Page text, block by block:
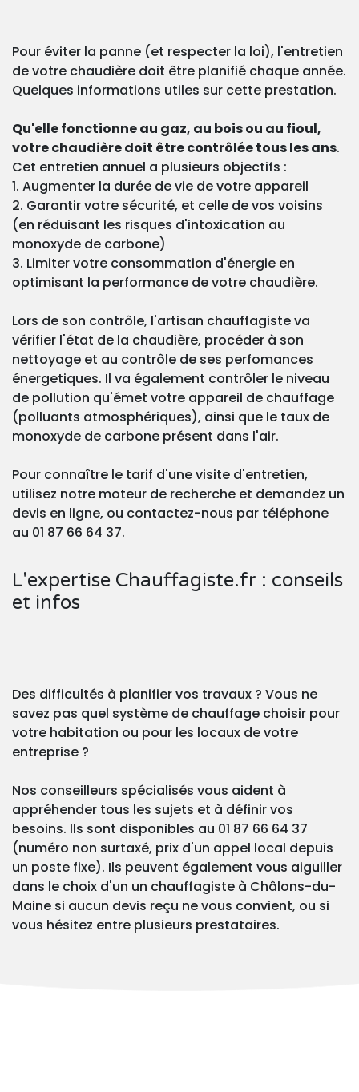
Pour éviter la panne (et respecter la loi), l'entretien
de votre chaudière doit être planifié chaque année.
Quelques informations utiles sur cette prestation.
Qu'elle fonctionne au gaz, au bois ou au fioul,
votre chaudière doit être contrôlée tous les ans.
Cet entretien annuel a plusieurs objectifs :
1. Augmenter la durée de vie de votre appareil
2. Garantir votre sécurité, et celle de vos voisins
(en réduisant les risques d'intoxication au
monoxyde de carbone)
3. Limiter votre consommation d'énergie en
optimisant la performance de votre chaudière.
Lors de son contrôle, l'artisan chauffagiste va
vérifier l'état de la chaudière, procéder à son
nettoyage et au contrôle de ses perfomances
énergetiques. Il va également contrôler le niveau
de pollution qu'émet votre appareil de chauffage
(polluants atmosphériques), ainsi que le taux de
monoxyde de carbone présent dans l'air.
Pour connaître le tarif d'une visite d'entretien,
utilisez notre moteur de recherche et demandez un
devis en ligne, ou contactez-nous par téléphone
au 01 87 66 64 37.
L'expertise Chauffagiste.fr : conseils
et infos
Des difficultés à planifier vos travaux ? Vous ne
savez pas quel système de chauffage choisir pour
votre habitation ou pour les locaux de votre
entreprise ?
Nos conseilleurs spécialisés vous aident à
appréhender tous les sujets et à définir vos
besoins. Ils sont disponibles au 01 87 66 64 37
(numéro non surtaxé, prix d'un appel local depuis
un poste fixe). Ils peuvent également vous aiguiller
dans le choix d'un un chauffagiste à Châlons-du-
Maine si aucun devis reçu ne vous convient, ou si
vous hésitez entre plusieurs prestataires.